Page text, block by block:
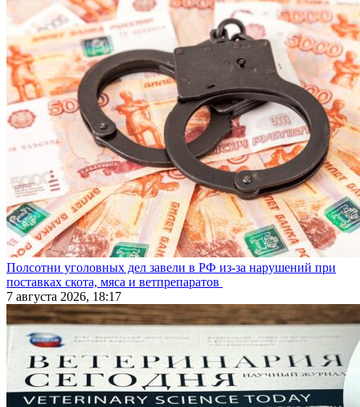
Полсотни уголовных дел завели в РФ из-за нарушений при
поставках скота, мяса и ветпрепаратов
7 августа 2026, 18:17